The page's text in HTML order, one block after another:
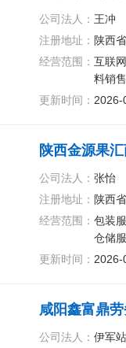
公司法人： 王冲
注册地址： 陕西
经营范围： 互联
料销
更新时间： 2026-
陕西金源果
公司法人： 张怡
注册地址： 陕西
经营范围： 包装
仓储
更新时间： 2026-
咸阳鑫富鼎
公司法人： 伊军站